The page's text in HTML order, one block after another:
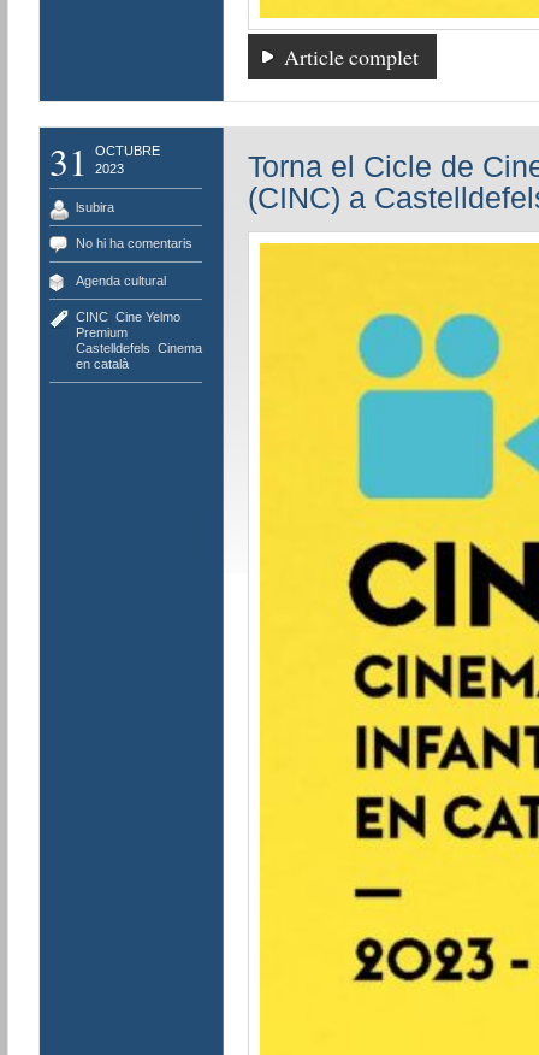
Article complet
31
OCTUBRE
2023
lsubira
No hi ha comentaris
Agenda cultural
CINC, Cine Yelmo
Premium
Castelldefels Cinema
en català
Torna el Cicle de
(CINC) a